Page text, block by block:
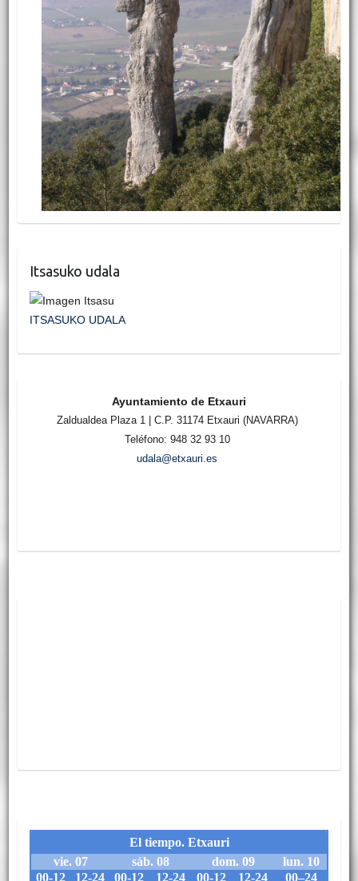
Itsasuko udala
ITSASUKO UDALA
Ayuntamiento de Etxauri
Zaldualdea Plaza 1 | C.P. 31174 Etxauri (NAVARRA)
Teléfono: 948 32 93 10
udala@etxauri.es